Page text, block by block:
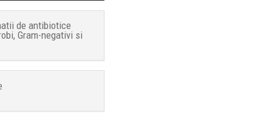
de antibiotice
Gram-negativi si